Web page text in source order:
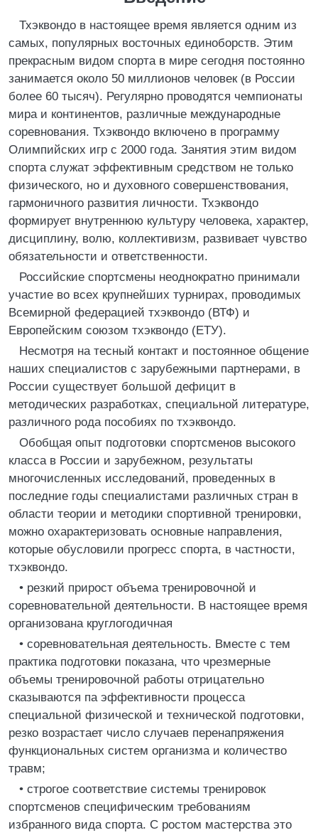
Тхэквондо в настоящее время является одним из
самых, популярных восточных единоборств. Этим
прекрасным видом спорта в мире сегодня постоянно
занимается около 50 миллионов человек (в России
более 60 тысяч). Регулярно проводятся чемпионаты
мира и континентов, различные международные
соревнования. Тхэквондо включено в программу
Олимпийских игр с 2000 года. Занятия этим видом
спорта служат эффективным средством не только
физического, но и духовного совершенствования,
гармоничного развития личности. Тхэквондо
формирует внутреннюю культуру человека, характер,
дисциплину, волю, коллективизм, развивает чувство
обязательности и ответственности.
Российские спортсмены неоднократно принимали
участие во всех крупнейших турнирах, проводимых
Всемирной федерацией тхэквондо (ВТФ) и
Европейским союзом тхэквондо (ЕТУ).
Несмотря на тесный контакт и постоянное общение
наших специалистов с зарубежными партнерами, в
России существует большой дефицит в
методических разработках, специальной литературе,
различного рода пособиях по тхэквондо.
Обобщая опыт подготовки спортсменов высокого
класса в России и зарубежном, результаты
многочисленных исследований, проведенных в
последние годы специалистами различных стран в
области теории и методики спортивной тренировки,
можно охарактеризовать основные направления,
которые обусловили прогресс спорта, в частности,
тхэквондо.
• резкий прирост объема тренировочной и
соревновательной деятельности. В настоящее время
организована круглогодичная
• соревновательная деятельность. Вместе с тем
практика подготовки показана, что чрезмерные
объемы тренировочной работы отрицательно
сказываются па эффективности процесса
специальной физической и технической подготовки,
резко возрастает число случаев перенапряжения
функциональных систем организма и количество
травм;
• строгое соответствие системы тренировок
спортсменов специфическим требованиям
избранного вида спорта. С ростом мастерства это